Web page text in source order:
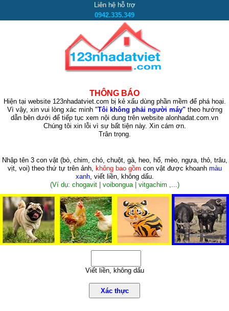
Liên hệ hỗ trợ
0942.335.349
THÔNG BÁO
Hiện tại website 123nhadatviet.com bị kẻ xấu dùng phần mềm để phá hoại.
Vì vậy, xin vui lòng xác minh "Tôi không phải người máy"theo hướng
dẫn bên dưới để tiếp tục xem nội dung trên website alonhadat.com.vn
Chúng tôi xin lỗi vì sự bất tiện này. Xin cám ơn.
Trân trọng.
Nhập tên 3 con vật (bò, chim, chó, chuột, gà, heo, hổ, mèo, ngựa, thỏ, trâu,
vịt, voi)theo thứ tự trên ảnh, không bao gồm con vật được khoanh màu
xanh, viết liền, không dấu.
(Ví dụ: chogavit | voibongua | vitgachim ,...)
Viết liền, không dấu
Xác thực